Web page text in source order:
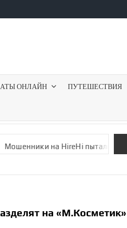
ОНЛАЙН ПУТЕШЕСТВИЯ
на HireHi пытались
на «М.Косметик»